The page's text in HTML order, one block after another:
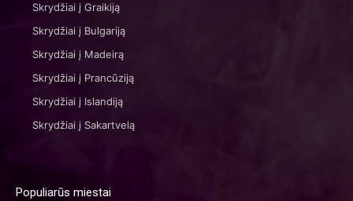
Skrydžiai į Graikiją
Skrydžiai į Bulgariją
Skrydžiai į Madeirą
Skrydžiai į Prancūziją
Skrydžiai į Islandiją
Skrydžiai į Sakartvelą
Populiarūs miestai